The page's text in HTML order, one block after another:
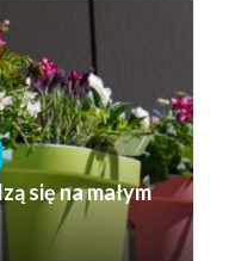
się na małym